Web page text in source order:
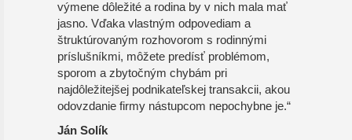
výmene dôležité a rodina by v nich mala mať
jasno. Vďaka vlastným odpovediam a
štruktúrovaným rozhovorom s rodinnými
príslušníkmi, môžete predísť problémom,
sporom a zbytočným chybám pri
najdôležitejšej podnikateľskej transakcii, akou
odovzdanie firmy nástupcom nepochybne je.“
Ján Solík